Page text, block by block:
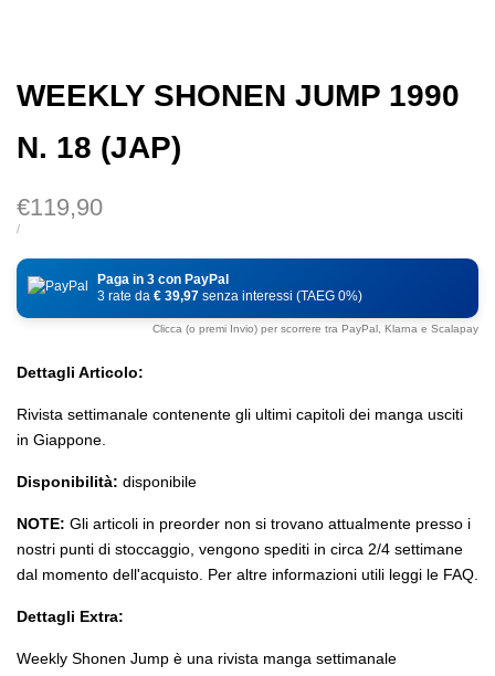
WEEKLY SHONEN JUMP 1990
N. 18 (JAP)
Prezzo
di
vendita
€119,90
PREZZO
UNITÀ
/PER
Paga in 3 con PayPal
3 rate da € 39,97 senza interessi (TAEG 0%)
Clicca (o premi Invio) per scorrere tra PayPal, Klarna e Scalapay
Dettagli Articolo:
Rivista settimanale contenente gli ultimi capitoli dei manga usciti
in Giappone.
Disponibilità: disponibile
NOTE: Gli articoli in preorder non si trovano attualmente presso i
nostri punti di stoccaggio, vengono spediti in circa 2/4 settimane
dal momento dell'acquisto. Per altre informazioni utili leggi le FAQ.
Dettagli Extra:
Weekly Shonen Jump è una rivista manga settimanale